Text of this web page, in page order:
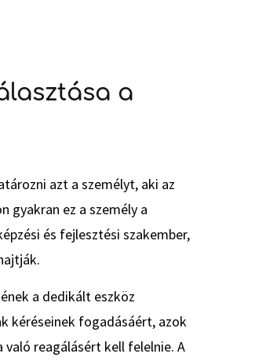
a
azt a személyt, aki az
gyakran ez a személy a
és fejlesztési szakember,
a dedikált eszköz
kéréseinek fogadásáért, azok
reagálásért kell felelnie. A